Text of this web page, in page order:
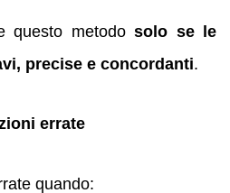
questo metodo solo se le
precise e concordanti.
errate
quando: